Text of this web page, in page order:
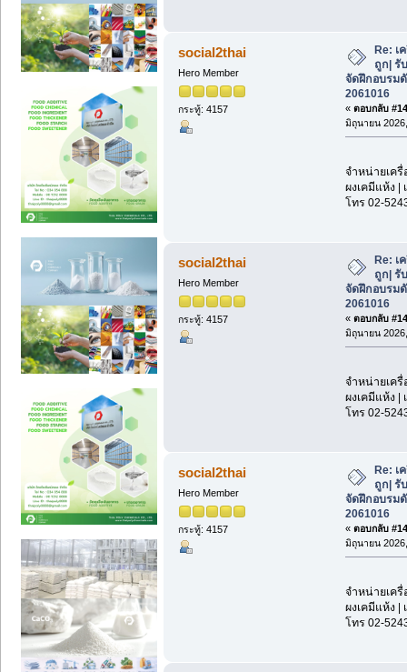
social2thai
Hero Member
กระทู้: 4157
Re: เ
ถูก| รั
จัดฝึกอบรมดั
2061016
« ตอบกลับ
มิถุนายน
จำหน่ายเครื่
ผงเคมีแห้ง |
โทร 02-
social2thai
Hero Member
กระทู้: 4157
Re: เ
ถูก| รั
จัดฝึกอบรมดั
2061016
« ตอบกลับ
มิถุนายน
จำหน่ายเครื่
ผงเคมีแห้ง |
โทร 02-
social2thai
Hero Member
กระทู้: 4157
Re: เ
ถูก| รั
จัดฝึกอบรมดั
2061016
« ตอบกลับ
มิถุนายน
จำหน่ายเครื่
ผงเคมีแห้ง |
โทร 02-